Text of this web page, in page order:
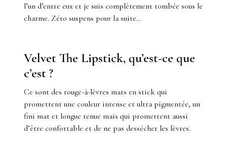
l’un d’entre eux et je suis complètement tombée sous le
charme. Zéro suspens pour la suite…
Velvet The Lipstick, qu’est-ce que
c’est ?
Ce sont des rouge-à-lèvres mats en stick qui
promettent une couleur intense et ultra pigmentée, un
fini mat et longue tenue mais qui promettent aussi
d’être confortable et de ne pas dessécher les lèvres.